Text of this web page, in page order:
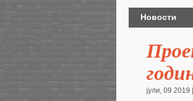
Новости
јули, 09 2019 |